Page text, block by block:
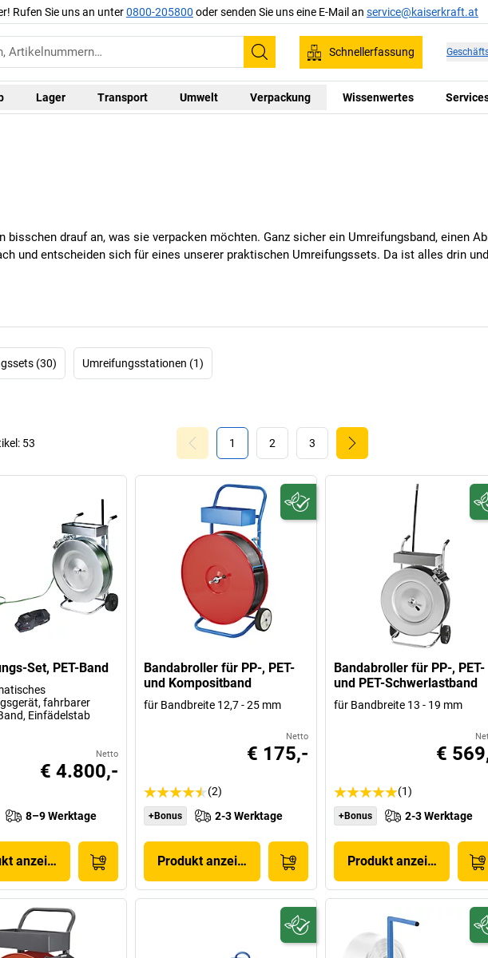
Rufen Sie uns an unter0800-205800 oder senden Sie uns eine E-Mail an service@kaiserkraft.at
Suchen
Schnellerfassung
Lager Transport Umwelt Verpackung Wissenwertes
drauf an, was sie verpacken möchten. Ganz sicher ein Umreifungsband, einen
und entscheiden sich für eines unserer praktischen Umreifungssets. Da ist alles drin
(30) Umreifungsstationen (1)
1 2 3
53
Set, PET-Band
fahrbarer
Einfädelstab
Netto
€ 4.800,-
8–9 Werktage
anzeigen
Bandabroller für PP-, PET-
und Kompositband
für Bandbreite 12,7 - 25 mm
Netto
€ 175,-
(2)
+Bonus 2-3 Werktage
Produkt anzeigen
Bandabroller für PP-, PET-
und PET-Schwerlastband
für Bandbreite 13 - 19 mm
€
(1)
+Bonus 2-3 Werktage
Produkt anzeigen